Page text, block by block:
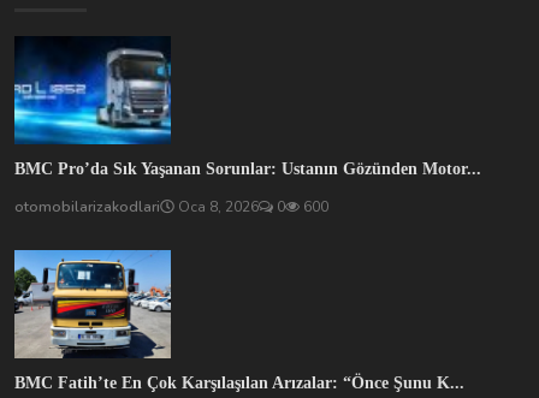
BMC Pro’da Sık Yaşanan Sorunlar: Ustanın Gözünden Motor...
otomobilarizakodlari Oca 8, 2026 0 600
BMC Fatih’te En Çok Karşılaşılan Arızalar: “Önce Şunu K...